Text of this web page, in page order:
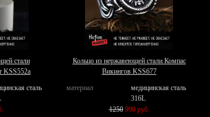
стали
KSS552a
сталь
Кольцо из нержавеющей стали Компас
Викингов KSS677
материал
медицинская сталь
316L
1250 990 руб.